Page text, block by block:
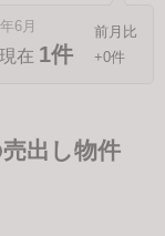
6月
現在 1件 +0件
出し物件